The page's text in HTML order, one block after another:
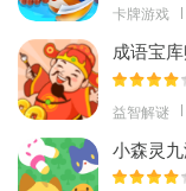
体验
2.魂师1V1的互动战斗
够最后胜利呢。
3.上线就送魂兽20连
更新内容
1.新玩法·神界通道：
卡牌游戏
成语宝
益智解谜
小森灵